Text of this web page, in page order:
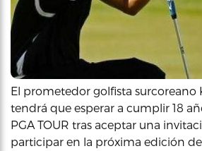
El prometedor golfista surcoreano
tendrá que esperar a cumplir 18
PGA TOUR tras aceptar una
participar en la próxima edición